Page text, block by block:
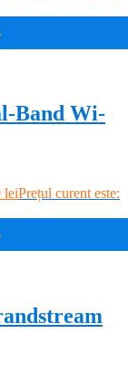
Band Wi-
leiPrețul curent este: